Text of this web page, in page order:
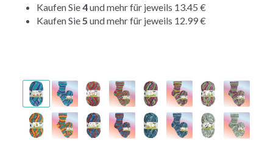
Kaufen Sie4und mehr für jeweils 13.45 €
Kaufen Sie 5 und mehr für jeweils 12.99 €